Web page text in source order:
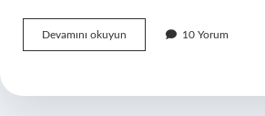
Devamını okuyun
müfettişi
kadar
10 Yorum